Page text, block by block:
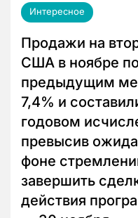
Интересное
Продажи на
США в ноябре
предыдущим
7,4% и
годовом
превысив
фоне
завершить
действия